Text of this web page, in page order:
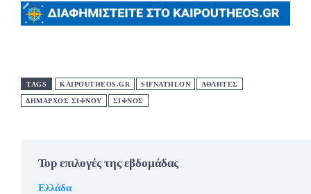
TAGS KAIPOUTHEOS.GR SIFNATHLON ΑΘΛΗΤΕΣ
ΔΗΜΑΡΧΟΣ ΣΙΦΝΟΥ ΣΙΦΝΟΣ
Top επιλογές της εβδομάδας
Ελλάδα